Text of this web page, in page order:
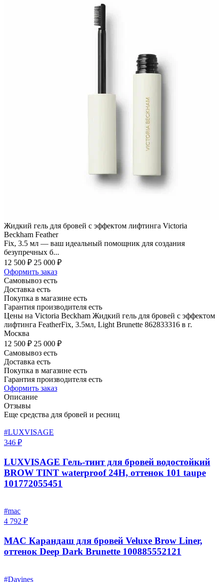
Жидкий гель для бровей с эффектом лифтинга Victoria
Beckham Feather
Fix, 3.5 мл — ваш идеальный помощник для создания
безупречных б...
12 500 ₽ 25 000 ₽
Оформить заказ
Самовывоз есть
Доставка есть
Покупка в магазине есть
Гарантия производителя есть
Цены на Victoria Beckham Жидкий гель для бровей с эффектом
лифтинга FeatherFix, 3.5мл, Light Brunette 862833316 в г.
Москва
12 500 ₽ 25 000 ₽
Самовывоз есть
Доставка есть
Покупка в магазине есть
Гарантия производителя есть
Оформить заказ
Описание
Отзывы
Еще средства для бровей и ресниц
#LUXVISAGE
346 ₽
LUXVISAGE Гель-тинт для бровей водостойкий
BROW TINT waterproof 24H, оттенок 101 taupe
101772055451
#mac
4 792 ₽
MAC Карандаш для бровей Veluxe Brow Liner,
оттенок Deep Dark Brunette 100885552121
#Davines